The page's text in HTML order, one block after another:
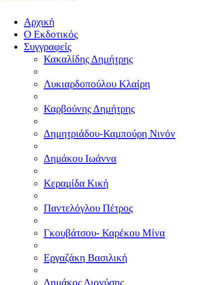
Αρχική
Ο Εκδοτικός
Συγγραφείς
Κακαλίδης Δημήτρης
Λυκιαρδοπούλου Κλαίρη
Καρβούνης Δημήτρης
Δημητριάδου-Καμπούρη Νινόν
Δημάκου Ιωάννα
Κεραμίδα Κική
Παντελόγλου Πέτρος
Γκουβάτσου- Καρέκου Μίνα
Εργαζάκη Βασιλική
Δημάκος Διονύσης